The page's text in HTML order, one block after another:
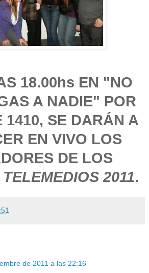
18.00hs EN "NO
A NADIE" POR
1410, SE DARÁN A
EN VIVO LOS
DE LOS
2011.
de 2011 a las 22:16